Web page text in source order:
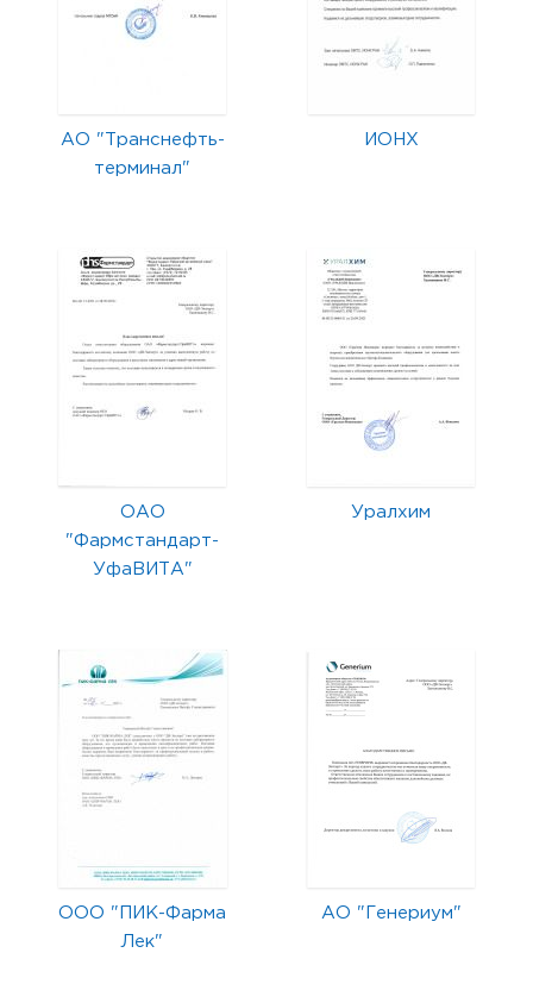
АО "Транснефть-
терминал"
ИОНХ
ОАО
"Фармстандарт-
УфаВИТА"
Уралхим
ООО "ПИК-Фарма
Лек"
АО "Генериум"